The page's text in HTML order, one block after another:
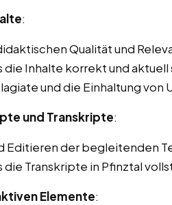
:
Qualität und
die Inhalte korrekt und aktuell
und die Einhaltung von
und Transkripte:
Editieren der begleitenden
die Transkripte in Pfinztal
Elemente: